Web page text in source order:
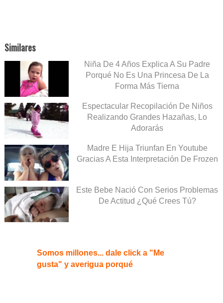
Similares
Niña De 4 Años Explica A Su Padre
Porqué No Es Una Princesa De La
Forma Más Tierna
Espectacular Recopilación De Niños
Realizando Grandes Hazañas, Lo
Adorarás
Madre E Hija Triunfan En Youtube
Gracias A Esta Interpretación De Frozen
Este Bebe Nació Con Serios Problemas
De Actitud ¿Qué Crees Tú?
Somos millones... dale click a "Me
gusta" y averigua porqué